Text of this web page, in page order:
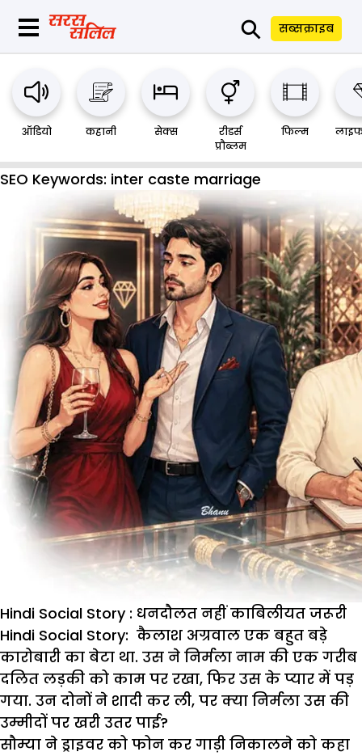
⚲ सब्सक्राइब
ऑडियो कहानी सेक्स
रीडर्स
प्रौब्लम
फिल्म
SEO Keywords: inter caste marriage
Hindi Social Story : धनदौलत नहीं काबिलीयत जरूरी
Hindi Social Story: कैलाश अग्रवाल एक बहुत बड़े
कारोबारी का बेटा था. उस ने निर्मला नाम की एक गरीब
दलित लड़की को काम पर रखा, फिर उस के प्यार में पड़
गया. उन दोनों ने शादी कर ली, पर क्या निर्मला उस की
उम्मीदों पर खरी उतर पाई?
सौम्या ने ड्राइवर को फोन कर गाड़ी निकालने को कहा